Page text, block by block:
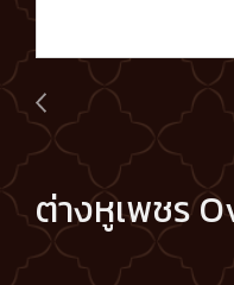
ต่างหูเพชร